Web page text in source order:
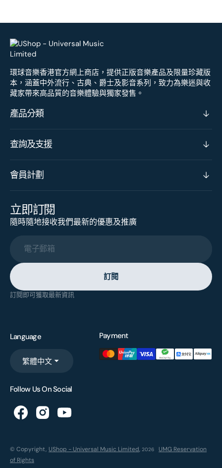
環球音樂香港官方網上商店，提供正版音樂產品及限量珍藏版
本，涵蓋中外流行、古典、爵士及影音系列，致力為樂迷與收
藏家帶來高品質的音樂體驗與獨家發售。
產品分類
查詢及支援
會員計劃
立即訂閱
隨時隨地接收我們最新的優惠及推廣
電子郵箱
訂閱
訂閱即可獲取最新資訊
Language
繁體中文
Payment
Follow Us On Social
© Copyright, UShop - Universal Music Limited, 2026
UMG Reservation
of Rights